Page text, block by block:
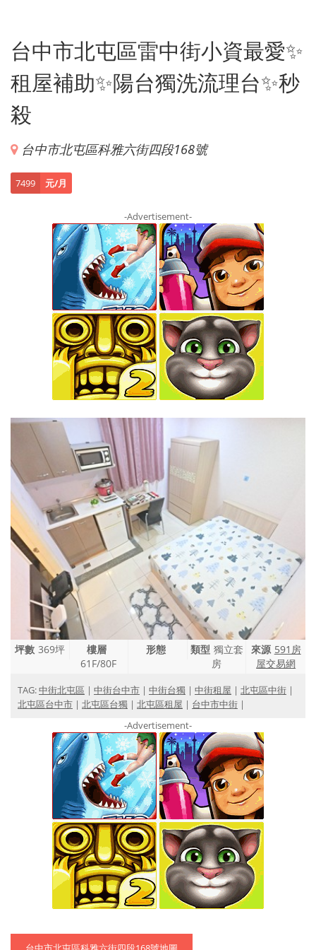
台中市北屯區雷中街小資最愛✨
租屋補助✨陽台獨洗流理台✨秒
殺
台中市北屯區科雅六街四段168號
7499 元/月
-Advertisement-
坪數 369坪
樓層
61F/80F
形態 類型 獨立套
房
來源 591房
屋交易網
TAG:中街北屯區 | 中街台中市 | 中街台獨 | 中街租屋 | 北屯區中街 |
北屯區台中市 | 北屯區台獨 | 北屯區租屋 | 台中市中街 |
-Advertisement-